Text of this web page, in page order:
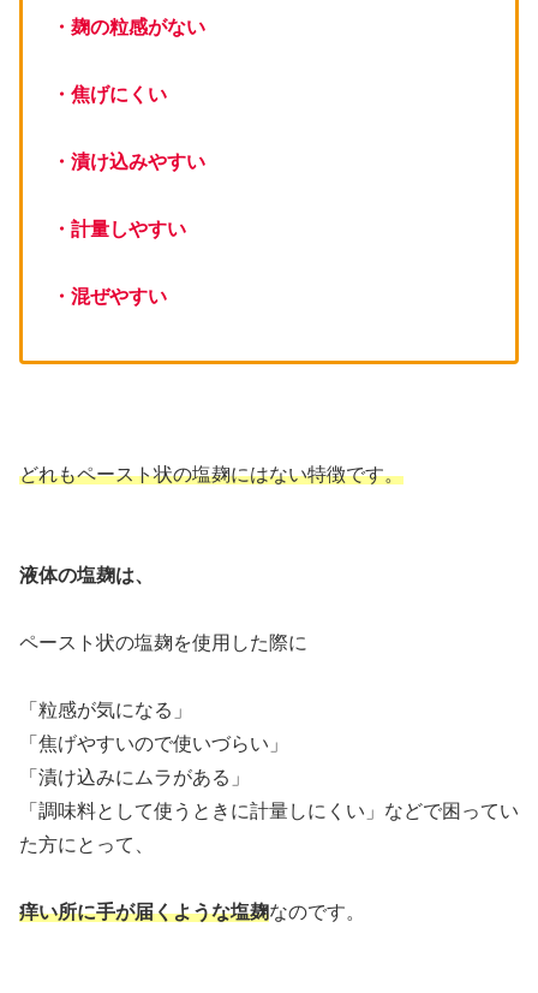
・麹の粒感がない
・焦げにくい
・漬け込みやすい
・計量しやすい
・混ぜやすい
どれもペースト状の塩麹にはない特徴です。
液体の塩麹は、
ペースト状の塩麹を使用した際に
「粒感が気になる」
「焦げやすいので使いづらい」
「漬け込みにムラがある」
「調味料として使うときに計量しにくい」などで困ってい
た方にとって、
痒い所に手が届くような塩麹なのです。